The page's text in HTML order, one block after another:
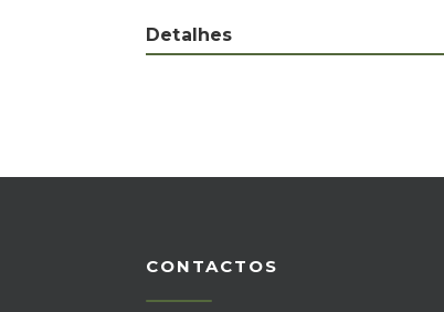
Detalhes
CONTACTOS